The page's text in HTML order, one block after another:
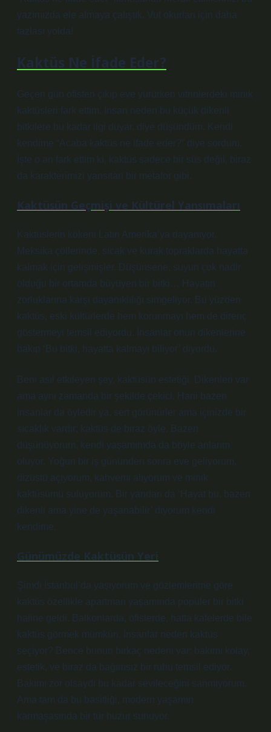
yazımızda ele almaya çalıştık. Vut okurları için daha
fazlası yolda!
Kaktüs Ne İfade Eder?
Geçen gün ofisten çıkıp eve yürürken vitrinlerdeki minik
kaktüsleri fark ettim. İnsan neden bu küçük dikenli
bitkilere bu kadar ilgi duyar, diye düşündüm. Kendi
kendime “Acaba kaktüs ne ifade eder?” diye sordum.
İşte o an fark ettim ki, kaktüs sadece bir süs değil, biraz
da karakterimizi yansıtan bir metafor gibi.
Kaktüsün Geçmişi ve Kültürel Yansımaları
Kaktüslerin kökeni Latin Amerika’ya dayanıyor.
Meksika çöllerinde, sıcak ve kurak topraklarda hayatta
kalmak için gelişmişler. Düşünsene, suyun çok nadir
olduğu bir ortamda büyüyen bir bitki… Hayatın
zorluklarına karşı dayanıklılığı simgeliyor. Bu yüzden
kaktüs, eski kültürlerde hem korunmayı hem de direnç
göstermeyi temsil ediyordu. İnsanlar onun dikenlerine
bakıp ‘Bu bitki, hayatta kalmayı biliyor’ diyordu.
Beni asıl etkileyen şey, kaktüsün estetiği. Dikenleri var
ama aynı zamanda bir şekilde çekici. Hani bazen
insanlar da öyledir ya, sert görünürler ama içinizde bir
sıcaklık vardır; kaktüs de biraz öyle. Bazen
düşünüyorum, kendi yaşamımda da böyle anlarım
oluyor. Yoğun bir iş gününden sonra eve geliyorum,
dizüstü açıyorum, kahvemi alıyorum ve minik
kaktüsümü suluyorum. Bir yandan da ‘Hayat bu, bazen
dikenli ama yine de yaşanabilir’ diyorum kendi
kendime.
Günümüzde Kaktüsün Yeri
Şimdi İstanbul’da yaşıyorum ve gözlemlerime göre
kaktüs özellikle apartman yaşamında popüler bir bitki
haline geldi. Balkonlarda, ofislerde, hatta kafelerde bile
kaktüs görmek mümkün. İnsanlar neden kaktüs
seçiyor? Bence bunun birkaç nedeni var: bakımı kolay,
estetik, ve biraz da bağımsız bir ruhu temsil ediyor.
Bakımı zor olsaydı bu kadar sevileceğini sanmıyorum.
Ama tam da bu basitliği, modern yaşamın
karmaşasında bir tür huzur sunuyor.